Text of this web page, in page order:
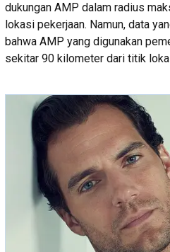
dukungan AMP dalam radius
lokasi pekerjaan. Namun, data
bahwa AMP yang digunakan
sekitar 90 kilometer dari titik